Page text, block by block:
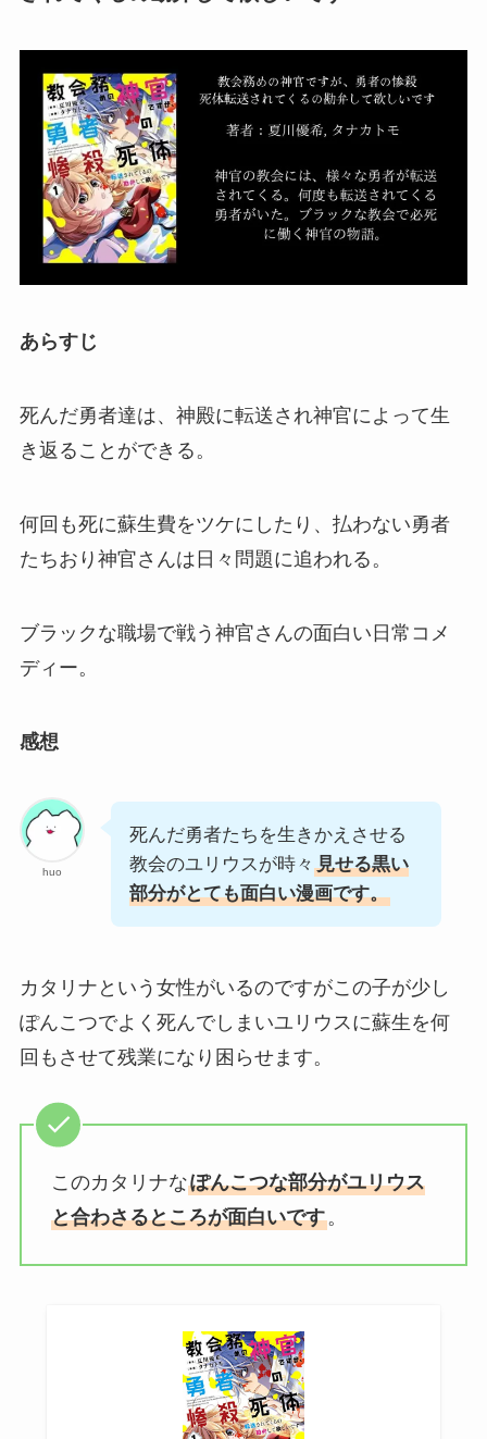
あらすじ
死んだ勇者達は、神殿に転送され神官によって生
き返ることができる。
何回も死に蘇生費をツケにしたり、払わない勇者
たちおり神官さんは日々問題に追われる。
ブラックな職場で戦う神官さんの面白い日常コメ
ディー。
感想
huo
死んだ勇者たちを生きかえさせる
教会のユリウスが時々 見せる黒い
部分がとても面白い漫画です。
カタリナという女性がいるのですがこの子が少し
ぽんこつでよく死んでしまいユリウスに蘇生を何
回もさせて残業になり困らせます。
このカタリナなぽんこつな部分がユリウス
と合わさるところが面白いです。